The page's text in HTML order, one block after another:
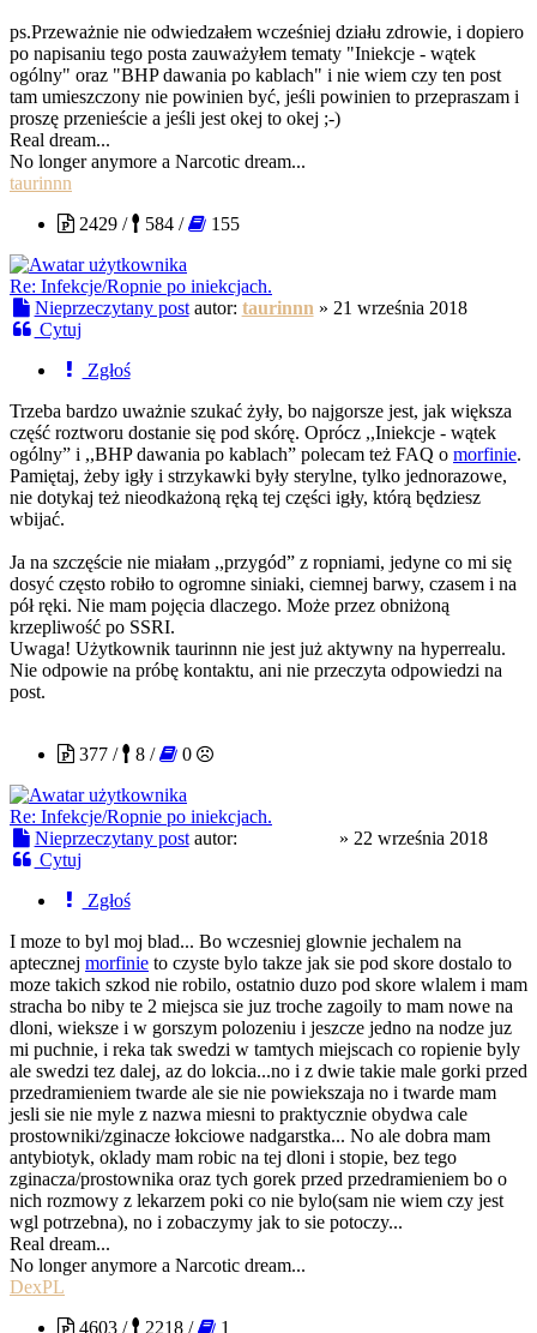
ps.Przeważnie nie odwiedzałem wcześniej działu zdrowie, i dopiero
po napisaniu tego posta zauważyłem tematy "Iniekcje - wątek
ogólny" oraz "BHP dawania po kablach" i nie wiem czy ten post
tam umieszczony nie powinien być, jeśli powinien to przepraszam i
proszę przenieście a jeśli jest okej to okej ;-)
Real dream...
No longer anymore a Narcotic dream...
taurinnn
2429 /
584 / 155
Re: Infekcje/Ropnie po iniekcjach.
Nieprzeczytany post autor: taurinnn » 21 września 2018
Cytuj
Zgłoś
Trzeba bardzo uważnie szukać żyły, bo najgorsze jest, jak większa
część roztworu dostanie się pod skórę. Oprócz ,,Iniekcje - wątek
ogólny” i ,,BHP dawania po kablach” polecam też FAQ o morfinie.
Pamiętaj, żeby igły i strzykawki były sterylne, tylko jednorazowe,
nie dotykaj też nieodkażoną ręką tej części igły, którą będziesz
wbijać.
Ja na szczęście nie miałam ,,przygód” z ropniami, jedyne co mi się
dosyć często robiło to ogromne siniaki, ciemnej barwy, czasem i na
pół ręki. Nie mam pojęcia dlaczego. Może przez obniżoną
krzepliwość po SSRI.
Uwaga! Użytkownik taurinnn nie jest już aktywny na hyperrealu.
Nie odpowie na próbę kontaktu, ani nie przeczyta odpowiedzi na
post.
377 /
8 / 0
Re: Infekcje/Ropnie po iniekcjach.
Nieprzeczytany post autor: » 22 września 2018
Cytuj
Zgłoś
I moze to byl moj blad... Bo wczesniej glownie jechalem na
aptecznej morfinie to czyste bylo takze jak sie pod skore dostalo to
moze takich szkod nie robilo, ostatnio duzo pod skore wlalem i mam
stracha bo niby te 2 miejsca sie juz troche zagoily to mam nowe na
dloni, wieksze i w gorszym polozeniu i jeszcze jedno na nodze juz
mi puchnie, i reka tak swedzi w tamtych miejscach co ropienie byly
ale swedzi tez dalej, az do lokcia...no i z dwie takie male gorki przed
przedramieniem twarde ale sie nie powiekszaja no i twarde mam
jesli sie nie myle z nazwa miesni to praktycznie obydwa cale
prostowniki/zginacze łokciowe nadgarstka... No ale dobra mam
antybiotyk, oklady mam robic na tej dloni i stopie, bez tego
zginacza/prostownika oraz tych gorek przed przedramieniem bo o
nich rozmowy z lekarzem poki co nie bylo(sam nie wiem czy jest
wgl potrzebna), no i zobaczymy jak to sie potoczy...
Real dream...
No longer anymore a Narcotic dream...
DexPL
4603 /
2218 / 1